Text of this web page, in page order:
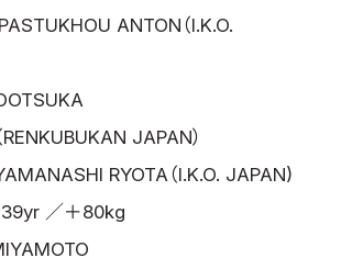
ANTON（I.K.O.
JAPAN）
RYOTA（I.K.O. JAPAN)
／＋80kg